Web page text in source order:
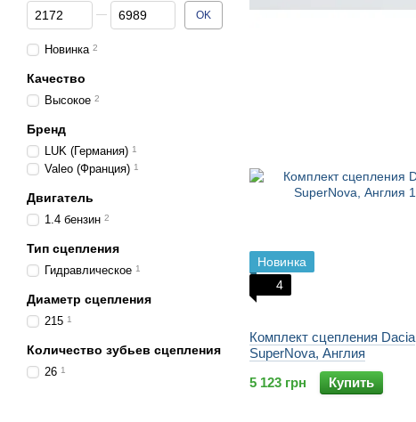
Новинка
4
Комплект сцепления Dacia
SuperNova, Англия
5 123 грн
Купить
От Цена, грн
До Цена, грн OK
Новинка 2
Качество
Высокое 2
Бренд
LUK (Германия) 1
Valeo (Франция) 1
Двигатель
1.4 бензин 2
Тип сцепления
Гидравлическое 1
Диаметр сцепления
215 1
Количество зубьев сцепления
26 1